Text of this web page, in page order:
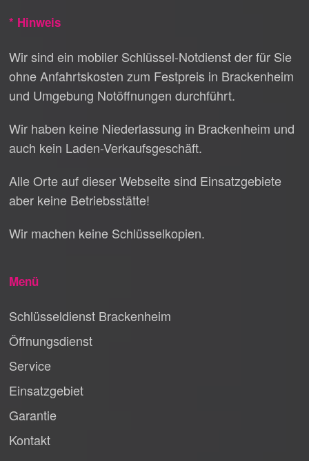
* Hinweis
Wir sind ein mobiler Schlüssel-Notdienst der für Sie
ohne Anfahrtskosten zum Festpreis in Brackenheim
und Umgebung Notöffnungen durchführt.
Wir haben keine Niederlassung in Brackenheim und
auch kein Laden-Verkaufsgeschäft.
Alle Orte auf dieser Webseite sind Einsatzgebiete
aber keine Betriebsstätte!
Wir machen keine Schlüsselkopien.
Menü
Schlüsseldienst Brackenheim
Öffnungsdienst
Service
Einsatzgebiet
Garantie
Kontakt